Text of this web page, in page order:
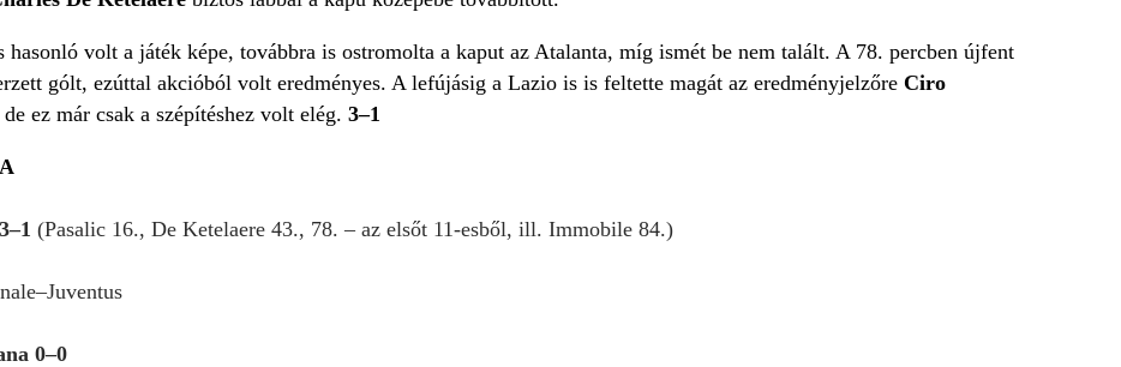
hasonló volt a játék képe, továbbra is ostromolta a kaput az Atalanta, míg ismét be nem talált. A 78. percben újfent
gólt, ezúttal akcióból volt eredményes. A lefújásig a Lazio is is feltette magát az eredményjelzőre Ciro
ez már csak a szépítéshez volt elég. 3–1
(Pasalic 16., De Ketelaere 43., 78. – az elsőt 11-esből, ill. Immobile 84.)
0–0